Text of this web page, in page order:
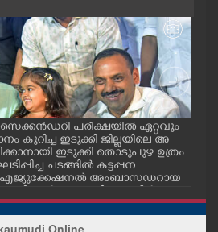
പരീക്ഷയിൽ ഏറ്റവും
കുറിച്ച ഇടുക്കി ജില്ലയിലെ അ
ഇടുക്കി തൊടുപുഴ ഉത്രം
ചടങ്ങിൽ കട്ടപ്പന
എജ്യുക്കേഷനൽ അംബാസഡറായ
ശാരീരിക പ
പ്ലസ്ടു പരീക്ഷയിൽ എല്ലാ വിഷയ